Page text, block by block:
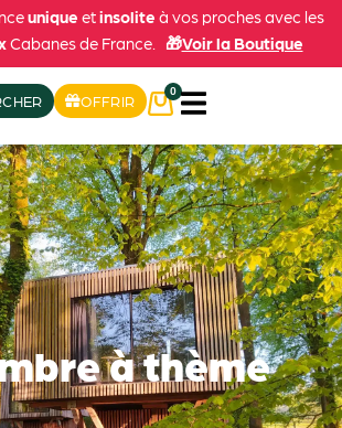
unique etinsolite à vos proches avec les
Cabanes de France. 🎁Voir la Boutique
OFFRIR
0
à thème